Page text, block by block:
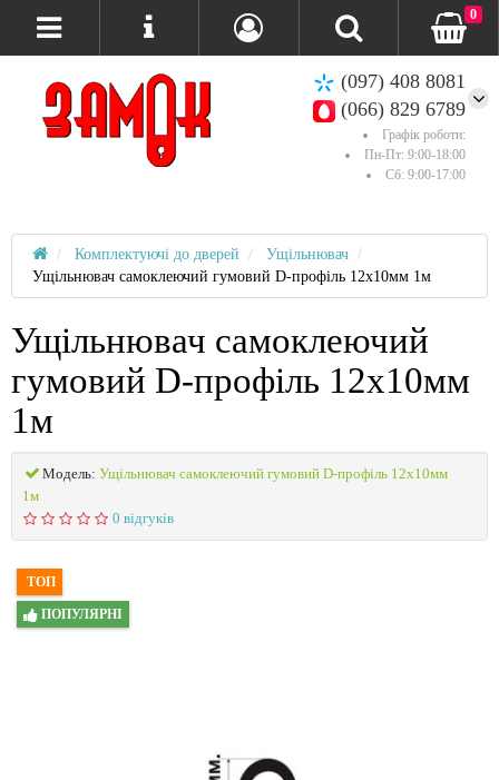
(097) 408 8081
(066) 829 6789
Графік роботи:
Пн-Пт: 9:00-18:00
Сб: 9:00-17:00
0
Комплектуючі до дверей
Ущільнювач
Ущільнювач самоклеючий гумовий D-профіль 12х10мм 1м
Ущільнювач самоклеючий
гумовий D-профіль 12х10мм
1м
Модель: Ущільнювач самоклеючий гумовий D-профіль 12х10мм
1м
0 відгуків
ТОП
ПОПУЛЯРНІ